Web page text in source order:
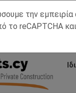
την
reCAPTCHA και
Chat +357 97443393
WhatsApp Chat